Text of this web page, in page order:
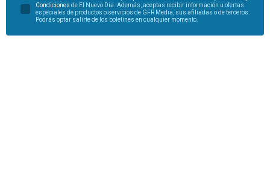
Condiciones de El Nuevo Día. Además, aceptas recibir información u ofertas
especiales de productos o servicios de GFR Media, sus afiliadas o de terceros.
Podrás optar salirte de los boletines en cualquier momento.